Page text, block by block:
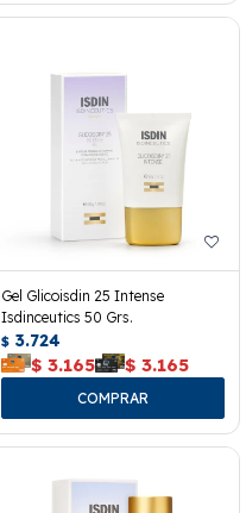
Gel Glicoisdin 25 Intense
Isdinceutics 50 Grs.
$ 3.724
$ 3.165 $ 3.165